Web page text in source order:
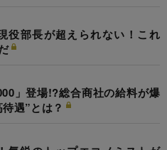
役部長が超えられない！これ
」登場!?総合商社の給料が爆
遇”とは？